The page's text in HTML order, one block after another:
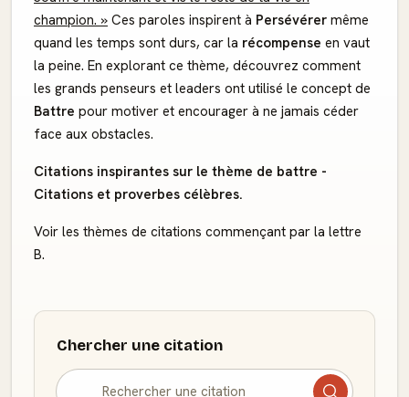
champion. » Ces paroles inspirent à Persévérer même
quand les temps sont durs, car la récompense en vaut
la peine. En explorant ce thème, découvrez comment
les grands penseurs et leaders ont utilisé le concept de
Battre pour motiver et encourager à ne jamais céder
face aux obstacles.
Citations inspirantes sur le thème de battre -
Citations et proverbes célèbres.
Voir les thèmes de citations commençant par la lettre
B.
Chercher une citation